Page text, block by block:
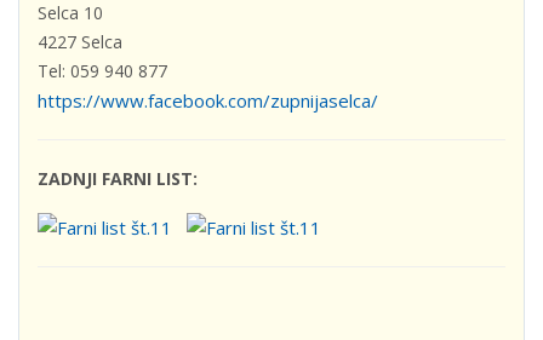
Selca 10
4227 Selca
Tel: 059 940 877
https://www.facebook.com/zupnijaselca/
ZADNJI FARNI LIST: